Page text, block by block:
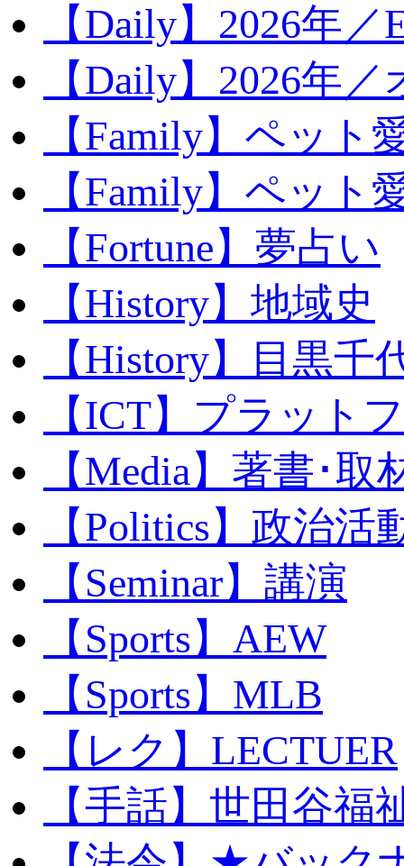
【Daily】2026年／
【Daily】2026年
【Family】ペット
【Family】ペット
【Fortune】夢占い
【History】地域史
【History】目黒千
【ICT】プラット
【Media】著書･取
【Politics】政治活
【Seminar】講演
【Sports】AEW
【Sports】MLB
【レク】LECTUER
【手話】世田谷福